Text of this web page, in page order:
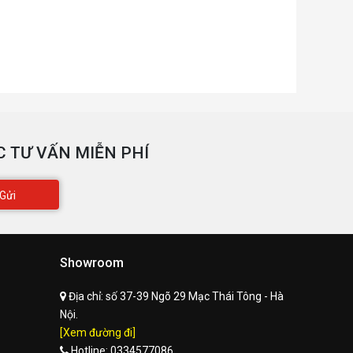
TƯ VẤN MIỄN PHÍ
Gửi
Showroom
Địa chỉ: số 37-39 Ngõ 29 Mạc Thái Tông - Hà
Nội.
[Xem đường đi]
Hotline: 0334577086